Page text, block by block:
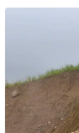
Phó Tổng Biên
THỦY
Sở hữu trí tuệ
RSS